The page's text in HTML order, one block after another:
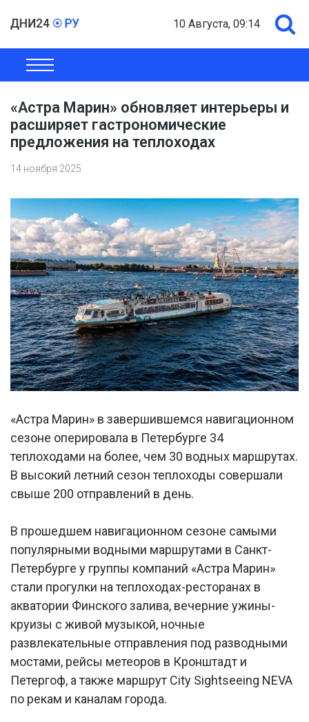
10 Августа, 09:14
ОБЩЕСТВО
«Астра Марин» обновляет интерьеры и
расширяет гастрономические
предложения на теплоходах
14 ноября 2025
«Астра Марин» в завершившемся навигационном
сезоне оперировала в Петербурге 34
теплоходами на более, чем 30 водных маршрутах.
В высокий летний сезон теплоходы совершали
свыше 200 отправлений в день.
В прошедшем навигационном сезоне самыми
популярными водными маршрутами в Санкт-
Петербурге у группы компаний «Астра Марин»
стали прогулки на теплоходах-ресторанах в
акватории Финского залива, вечерние ужины-
круизы с живой музыкой, ночные
развлекательные отправления под разводными
мостами, рейсы метеоров в Кронштадт и
Петергоф, а также маршрут City Sightseeing NEVA
по рекам и каналам города.